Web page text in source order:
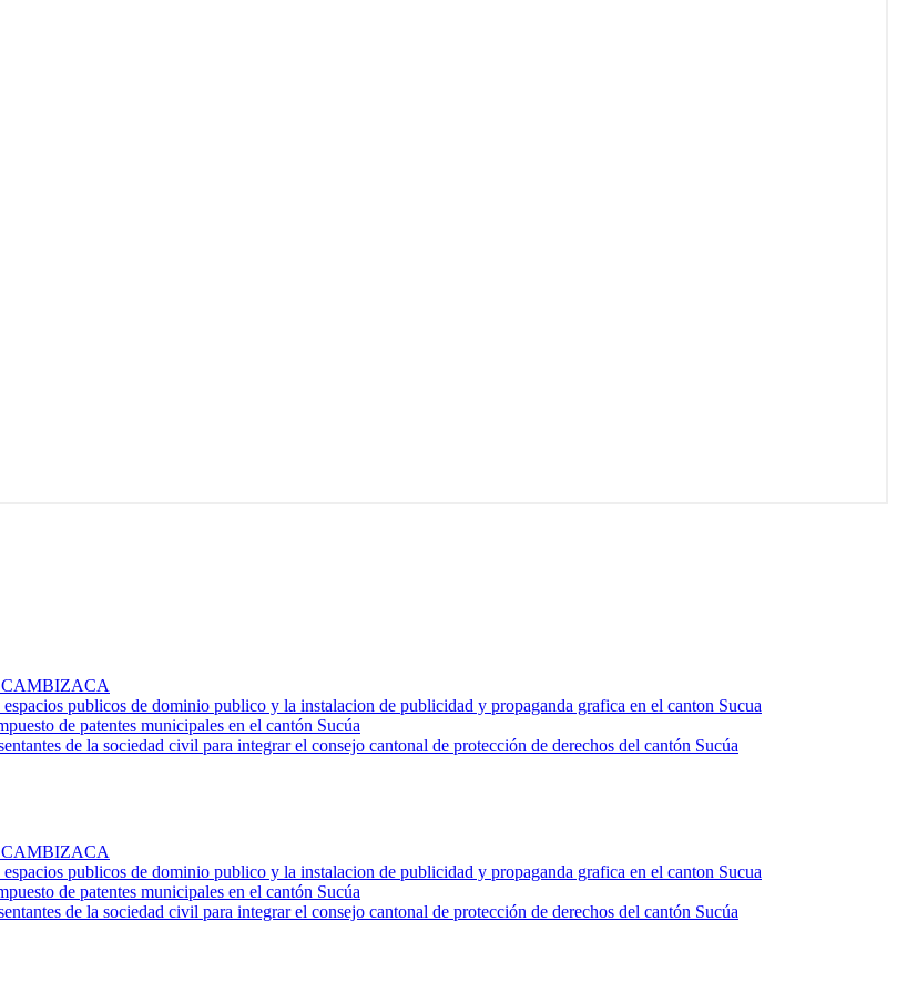
CAMBIZACA
publicos de dominio publico y la instalacion de publicidad y propaganda grafica en el canton Sucua
de patentes municipales en el cantón Sucúa
de la sociedad civil para integrar el consejo cantonal de protección de derechos del cantón Sucúa
CAMBIZACA
publicos de dominio publico y la instalacion de publicidad y propaganda grafica en el canton Sucua
de patentes municipales en el cantón Sucúa
de la sociedad civil para integrar el consejo cantonal de protección de derechos del cantón Sucúa